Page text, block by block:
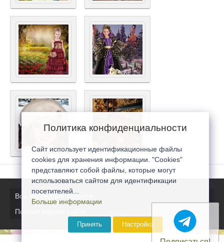
Все последние новости
Полная версия сайта
Политика конфиденциальности
Сайт использует идентификационные файлы
cookies для хранения информации. "Cookies"
представляют собой файлы, которые могут
использоваться сайтом для идентификации
посетителей...
Больше информации
Принять Настройка